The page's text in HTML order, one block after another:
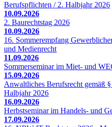
Berufspflichten / 2. Halbjahr 2026
10.09.2026
2. Baurechtstag 2026
10.09.2026
16. Sommerempfang
und Medienrecht
11.09.2026
Sommerseminar im Miet- und
15.09.2026
Anwaltliches Berufsrecht gemäß
Halbjahr 2026
16.09.2026
Herbstseminar im Handels- und
17.09.2026